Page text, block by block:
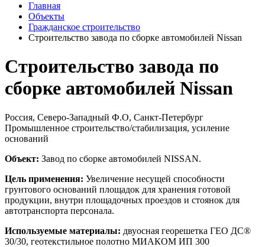
Главная
Объекты
Гражданское строительство
Строительство завода по сборке автомобилей Nissan
Строительство завода по
сборке автомобилей Nissan
Россия, Северо-Западный Ф.О, Санкт-Петербург
Промышленное строительство/стабилизация, усиление
оснований
Объект: Завод по сборке автомобилей NISSAN.
Цель применения: Увеличение несущей способности
грунтового оснований площадок для хранения готовой
продукции, внутри площадочных проездов и стоянок для
автотранспорта персонала.
Используемые материалы: двуосная георешетка ГЕО ДС®
30/30, геотекстильное полотно МИАКОМ ИП 300